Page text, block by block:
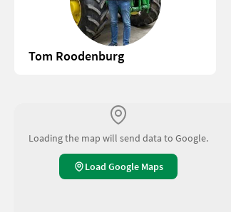
Tom Roodenburg
Loading the map will send data to Google.
Load Google Maps